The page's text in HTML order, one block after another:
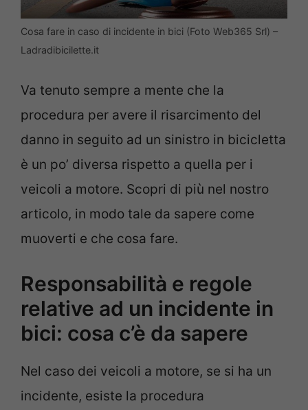
Cosa fare in caso di incidente in bici (Foto Web365 Srl) –
Ladradibicilette.it
Va tenuto sempre a mente che la
procedura per avere il risarcimento del
danno in seguito ad un sinistro in bicicletta
è un po’ diversa rispetto a quella per i
veicoli a motore. Scopri di più nel nostro
articolo, in modo tale da sapere come
muoverti e che cosa fare.
Responsabilità e regole
relative ad un incidente in
bici: cosa c’è da sapere
Nel caso dei veicoli a motore, se si ha un
incidente, esiste la procedura